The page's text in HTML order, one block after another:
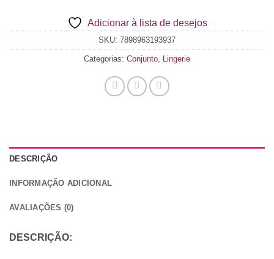
Adicionar à lista de desejos
SKU: 7898963193937
Categorias: Conjunto Lingerie
DESCRIÇÃO
INFORMAÇÃO ADICIONAL
AVALIAÇÕES (0)
DESCRIÇÃO: